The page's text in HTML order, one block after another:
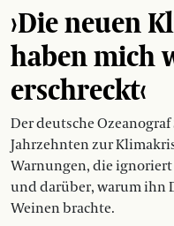
›Die neuen
haben mich
erschreckt‹
Der deutsche
Jahrzehnten zur
Warnungen, die
und darüber, warum ihn
Weinen brachte.